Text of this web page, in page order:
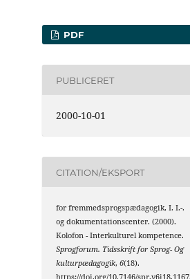
PDF
PUBLICERET
2000-10-01
CITATION/EKSPORT
for fremmedsprogspædagogik, I. I.-.
og dokumentationscenter. (2000).
Kolofon - Interkulturel kompetence.
Sprogforum. Tidsskrift for Sprog- Og
kulturpædagogik,6(18).